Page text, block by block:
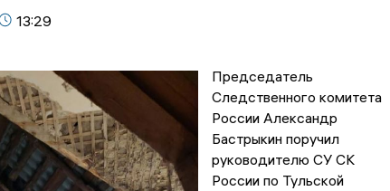
13:29
Председатель
Следственного комитета
России Александр
Бастрыкин поручил
руководителю СУ СК
России по Тульской